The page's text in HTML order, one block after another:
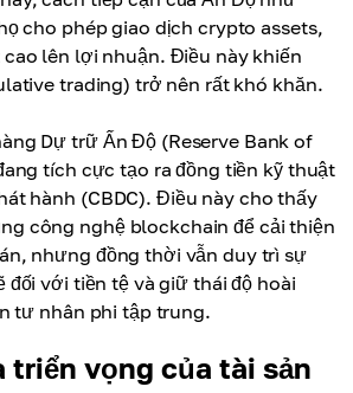
cho phép giao dịch crypto assets,
lên lợi nhuận. Điều này khiến
trading) trở nên rất khó khăn.
Dự trữ Ấn Độ (Reserve Bank of
tích cực tạo ra đồng tiền kỹ thuật
hành (CBDC). Điều này cho thấy
công nghệ blockchain để cải thiện
nhưng đồng thời vẫn duy trì sự
đối với tiền tệ và giữ thái độ hoài
tư nhân phi tập trung.
triển vọng của tài sản